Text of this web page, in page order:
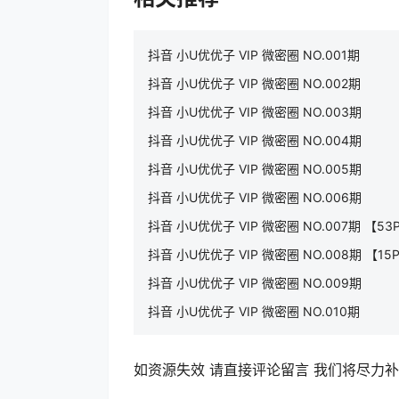
抖音 小U优优子 VIP 微密圈 NO.001期
抖音 小U优优子 VIP 微密圈 NO.002期
抖音 小U优优子 VIP 微密圈 NO.003期
抖音 小U优优子 VIP 微密圈 NO.004期
抖音 小U优优子 VIP 微密圈 NO.005期
抖音 小U优优子 VIP 微密圈 NO.006期
抖音 小U优优子 VIP 微密圈 NO.007期 【
抖音 小U优优子 VIP 微密圈 NO.008期 【
抖音 小U优优子 VIP 微密圈 NO.009期
抖音 小U优优子 VIP 微密圈 NO.010期
如资源失效 请直接评论留言 我们将尽力